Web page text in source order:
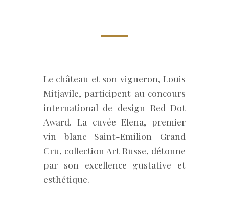
Le château et son vigneron, Louis
Mitjavile, participent au concours
international de design Red Dot
Award. La cuvée Elena, premier
vin blanc Saint-Emilion Grand
Cru, collection Art Russe, détonne
par son excellence gustative et
esthétique.